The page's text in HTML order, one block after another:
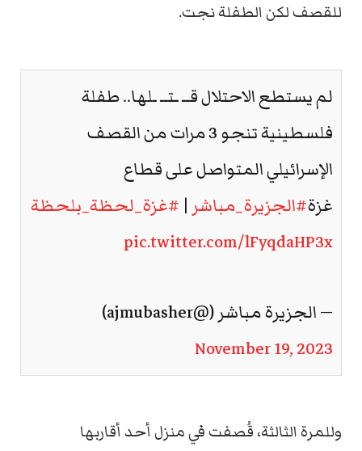
للقصف لكن الطفلة نجت.
لم يستطع الاحتلال قــ ـتــ ـلها.. طفلة
فلسطينية تنجو 3 مرات من القصف
الإسرائيلي المتواصل على قطاع
غزة#الجزيرة_مباشر | #غزة_لحظة_بلحظة
pic.twitter.com/lFyqdaHP3x
— الجزيرة مباشر (@ajmubasher)
November 19, 2023
وللمرة الثالثة، قُصفت في منزل أحد أقاربها